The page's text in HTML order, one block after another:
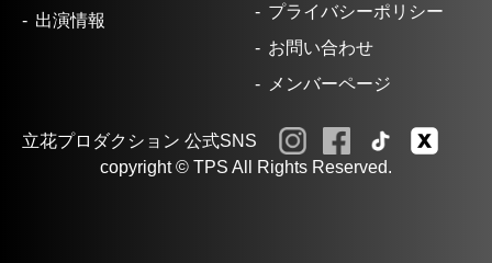
出演情報
プライバシーポリシー
お問い合わせ
メンバーページ
立花プロダクション 公式SNS
copyright © TPS All Rights Reserved.